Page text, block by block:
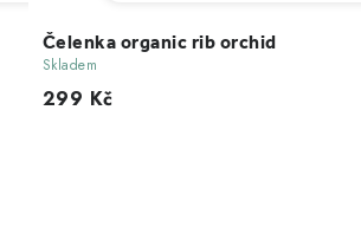
Čelenka organic rib orchid
Skladem
299 Kč